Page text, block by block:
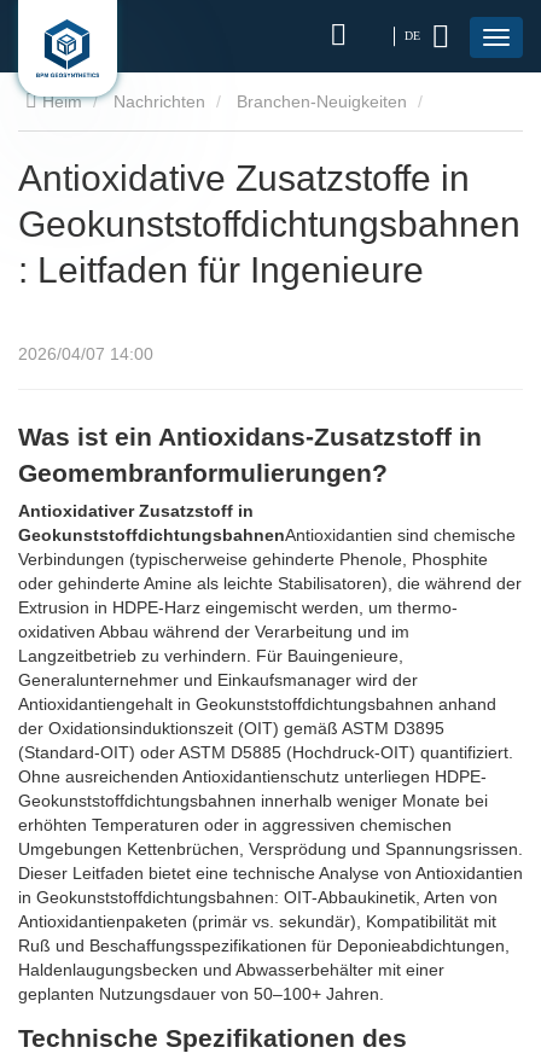
DE
Heim Nachrichten Branchen-Neuigkeiten
Leitfaden für Ingenieure
Antioxidative Zusatzstoffe in
Geokunststoffdichtungsbahnen
: Leitfaden für Ingenieure
2026/04/07 14:00
Was ist ein Antioxidans-Zusatzstoff in
Geomembranformulierungen?
Antioxidativer Zusatzstoff in
GeokunststoffdichtungsbahnenAntioxidantien sind chemische
Verbindungen (typischerweise gehinderte Phenole, Phosphite
oder gehinderte Amine als leichte Stabilisatoren), die während der
Extrusion in HDPE-Harz eingemischt werden, um thermo-
oxidativen Abbau während der Verarbeitung und im
Langzeitbetrieb zu verhindern. Für Bauingenieure,
Generalunternehmer und Einkaufsmanager wird der
Antioxidantiengehalt in Geokunststoffdichtungsbahnen anhand
der Oxidationsinduktionszeit (OIT) gemäß ASTM D3895
(Standard-OIT) oder ASTM D5885 (Hochdruck-OIT) quantifiziert.
Ohne ausreichenden Antioxidantienschutz unterliegen HDPE-
Geokunststoffdichtungsbahnen innerhalb weniger Monate bei
erhöhten Temperaturen oder in aggressiven chemischen
Umgebungen Kettenbrüchen, Versprödung und Spannungsrissen.
Dieser Leitfaden bietet eine technische Analyse von Antioxidantien
in Geokunststoffdichtungsbahnen: OIT-Abbaukinetik, Arten von
Antioxidantienpaketen (primär vs. sekundär), Kompatibilität mit
Ruß und Beschaffungsspezifikationen für Deponieabdichtungen,
Haldenlaugungsbecken und Abwasserbehälter mit einer
geplanten Nutzungsdauer von 50–100+ Jahren.
Technische Spezifikationen des